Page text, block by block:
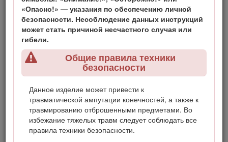
«Опасно!» — указания по обеспечению личной
безопасности. Несоблюдение данных инструкций
может стать причиной несчастного случая или
гибели.
Общие правила техники
безопасности
Данное изделие может привести к
травматической ампутации конечностей, а также к
травмированию отброшенными предметами. Во
избежание тяжелых травм следует соблюдать все
правила техники безопасности.
образом для регулярного скашивания травы на
ухоженных газонах в парках, на полях для гольфа,
спортивных площадках и коммерческих территориях.
Данная машина не предназначена для обрезки кустов,
скашивания травы и другой растительности вдоль дорог
или для применения в сельском хозяйстве.
Внимательно изучите данное руководство оператора и
научитесь правильно использовать и обслуживать
машину, не допуская ее повреждения и травмирования
людей. Пользователь несет ответственность за
правильное и безопасное использование машины.
Вы можете напрямую связаться с компанией Toro,
используя сайт www.Toro.com, для получения